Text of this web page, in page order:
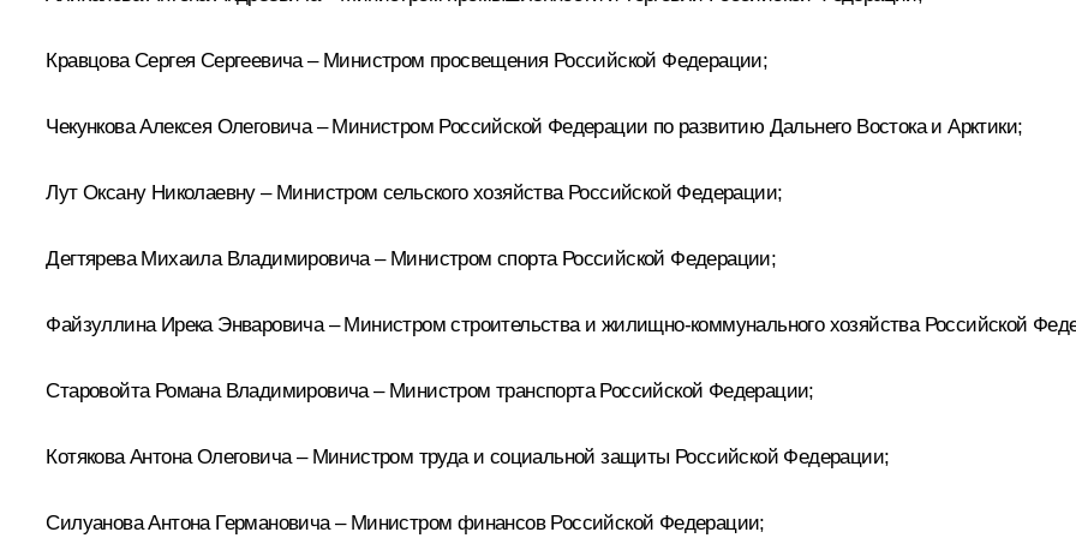
КравцоваСергея Сергеевича – Министром просвещения Российской Федерации;
ЧекунковаАлексея Олеговича – Министром Российской Федерации по развитию Дальнего Востока и Арктики;
Лут Оксану Николаевну – Министром сельского хозяйства Российской Федерации;
ДегтяреваМихаила Владимировича – Министром спорта Российской Федерации;
ФайзуллинаИрека Энваровича – Министром строительства и жилищно-коммунального хозяйства Российской
СтаровойтаРомана Владимировича – Министром транспорта Российской Федерации;
КотяковаАнтона Олеговича – Министром труда и социальной защиты Российской Федерации;
СилуановаАнтона Германовича – Министром финансов Российской Федерации;